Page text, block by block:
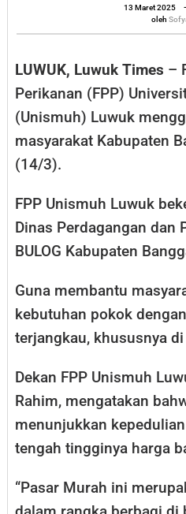
13 Maret 2025 -
oleh
LUWUK, Luwuk Times –
Perikanan (FPP)
(Unismuh) Luwuk
masyarakat Kabupaten
(14/3).
FPP Unismuh Luwuk
Dinas Perdagangan dan
BULOG Kabupaten
Guna membantu
kebutuhan pokok
terjangkau, khususnya
Dekan FPP Unismuh
Rahim, mengatakan
menunjukkan
tengah tingginya harga
“Pasar Murah ini